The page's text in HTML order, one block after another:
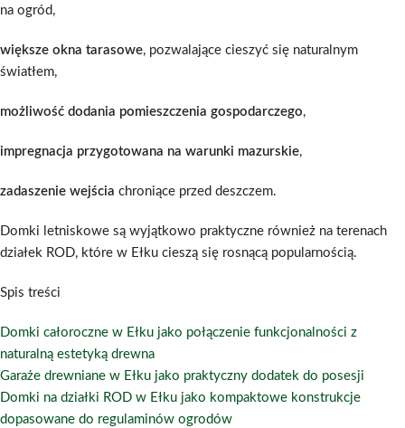
na ogród,
większe okna tarasowe, pozwalające cieszyć się naturalnym
światłem,
możliwość dodania pomieszczenia gospodarczego,
impregnacja przygotowana na warunki mazurskie,
zadaszenie wejścia chroniące przed deszczem.
Domki letniskowe są wyjątkowo praktyczne również na terenach
działek ROD, które w Ełku cieszą się rosnącą popularnością.
Spis treści
Domki całoroczne w Ełku jako połączenie funkcjonalności z
naturalną estetyką drewna
Garaże drewniane w Ełku jako praktyczny dodatek do posesji
Domki na działki ROD w Ełku jako kompaktowe konstrukcje
dopasowane do regulaminów ogrodów